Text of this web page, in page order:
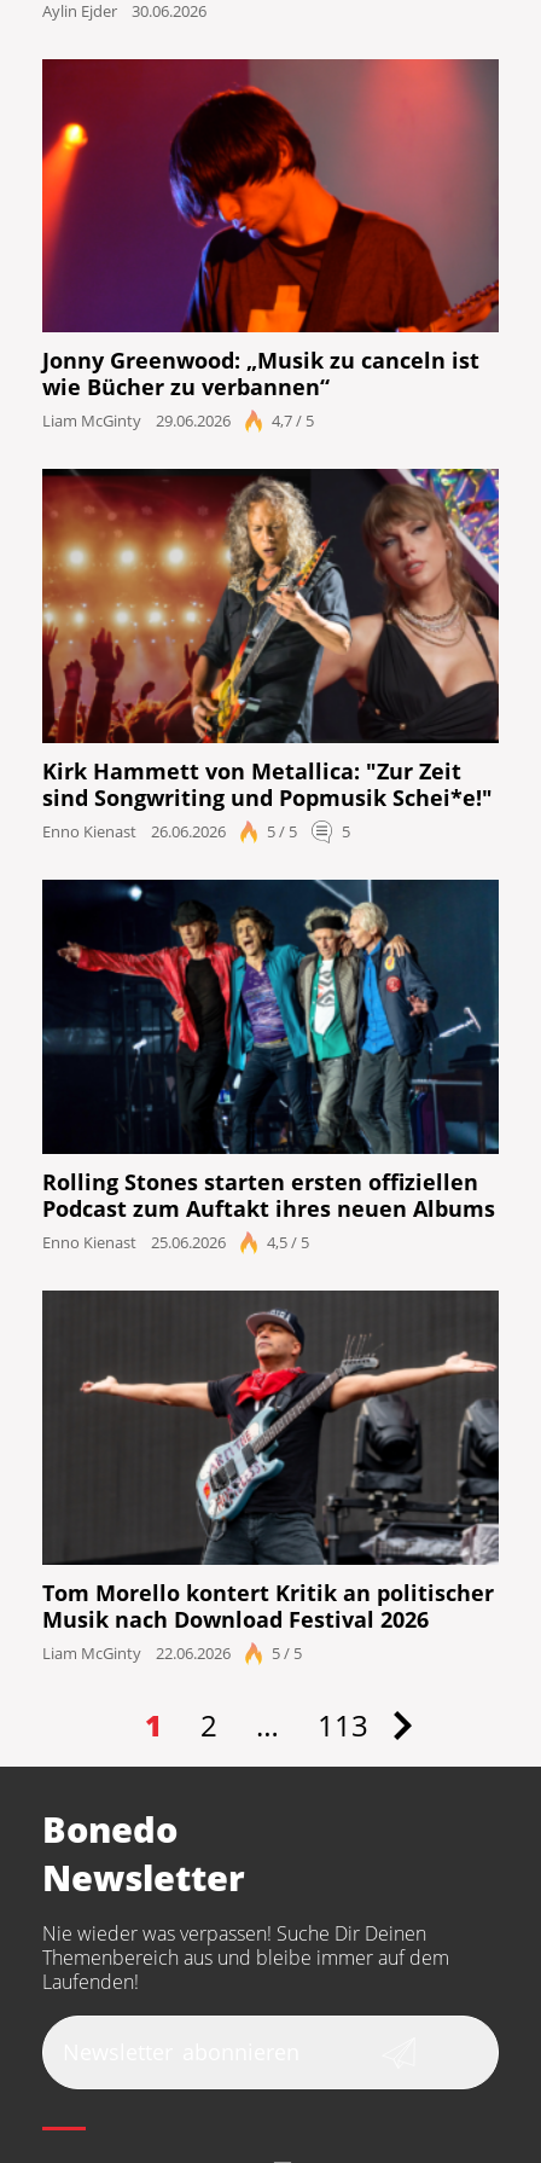
Aylin Ejder 30.06.2026
Jonny Greenwood: „Musik zu canceln ist
wie Bücher zu verbannen“
Liam McGinty 29.06.2026 4,7 / 5
Kirk Hammett von Metallica: "Zur Zeit
sind Songwriting und Popmusik Schei*e!"
Enno Kienast 26.06.2026 5 / 5 5
Rolling Stones starten ersten offiziellen
Podcast zum Auftakt ihres neuen Albums
Enno Kienast 25.06.2026 4,5 / 5
Tom Morello kontert Kritik an politischer
Musik nach Download Festival 2026
Liam McGinty 22.06.2026 5 / 5
1 2 … 113
Bonedo
Newsletter
Nie wieder was verpassen! Suche Dir Deinen
Themenbereich aus und bleibe immer auf dem
Laufenden!